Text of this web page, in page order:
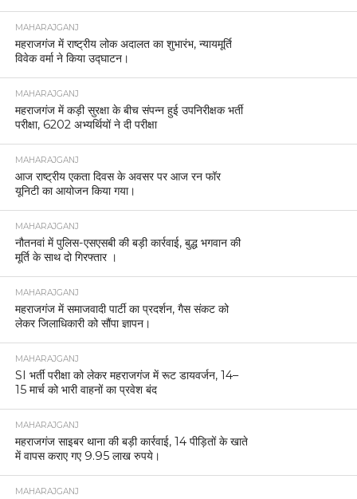
MAHARAJGANJ
महराजगंज में राष्ट्रीय लोक अदालत का शुभारंभ, न्यायमूर्ति
विवेक वर्मा ने किया उद्घाटन।
MAHARAJGANJ
महराजगंज में कड़ी सुरक्षा के बीच संपन्न हुई उपनिरीक्षक भर्ती
परीक्षा, 6202 अभ्यर्थियों ने दी परीक्षा
MAHARAJGANJ
आज राष्ट्रीय एकता दिवस के अवसर पर आज रन फॉर
यूनिटी का आयोजन किया गया।
MAHARAJGANJ
नौतनवां में पुलिस-एसएसबी की बड़ी कार्रवाई, बुद्ध भगवान की
मूर्ति के साथ दो गिरफ्तार ।
MAHARAJGANJ
महराजगंज में समाजवादी पार्टी का प्रदर्शन, गैस संकट को
लेकर जिलाधिकारी को सौंपा ज्ञापन।
MAHARAJGANJ
SI भर्ती परीक्षा को लेकर महराजगंज में रूट डायवर्जन, 14–
15 मार्च को भारी वाहनों का प्रवेश बंद
MAHARAJGANJ
महराजगंज साइबर थाना की बड़ी कार्रवाई, 14 पीड़ितों के खाते
में वापस कराए गए 9.95 लाख रुपये।
MAHARAJGANJ